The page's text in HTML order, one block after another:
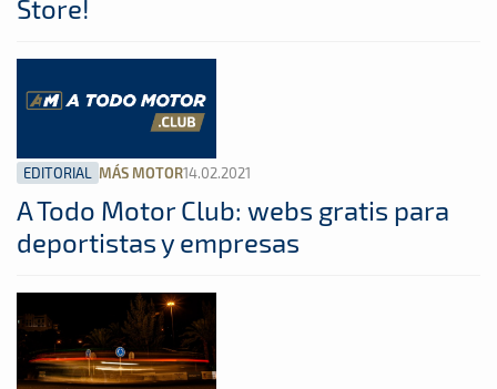
Store!
EDITORIAL MÁS MOTOR14.02.2021
A Todo Motor Club: webs gratis para
deportistas y empresas